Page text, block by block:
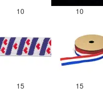
10 10
15 15